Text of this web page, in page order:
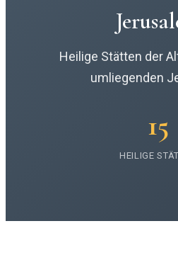
Heilige Stätten der
umliegenden
15
HEILIGE